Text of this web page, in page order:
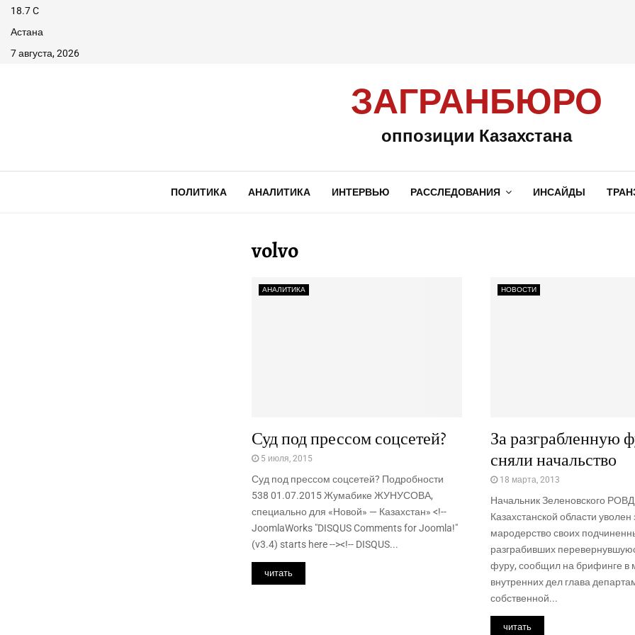
18.7C
Астана
7 августа, 2026
ЗАГРАНБЮРО
оппозиции Казахстана
ПОЛИТИКА АНАЛИТИКА ИНТЕРВЬЮ РАССЛЕДОВАНИЯ ИНСАЙДЫ
volvo
АНАЛИТИКА
Суд под прессом соцсетей?
5 июля, 2015
Суд под прессом соцсетей? Подробности
538 01.07.2015 Жумабике ЖУНУСОВА,
специально для «Новой» — Казахстан» <!--
JoomlaWorks "DISQUS Comments for Joomla!"
(v3.4) starts here --><!-- DISQUS...
читать
НОВОСТИ
За разграбленную
сняли начальство
18 марта, 2013
Начальник Зеленовского
Казахстанской области уволен
мародерство своих
разграбивших
фуру, сообщил на брифинге в
внутренних дел глава
собственной...
читать